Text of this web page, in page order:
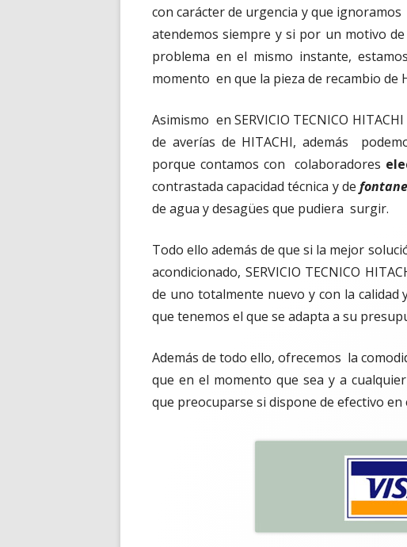
con carácter de urgencia y que
atendemos siempre y si por un motivo
problema en el mismo instante,
momento en que la pieza de recambio de
Asimismo en SERVICIO TECNICO
de averías de HITACHI, además
porque contamos con colaboradores
contrastada capacidad técnica y de
de agua y desagües que pudiera surgir.
Todo ello además de que si la mejor
acondicionado, SERVICIO TECNICO
de uno totalmente nuevo y con la
que tenemos el que se adapta a su
Además de todo ello, ofrecemos la
que en el momento que sea y a
que preocuparse si dispone de efectivo en